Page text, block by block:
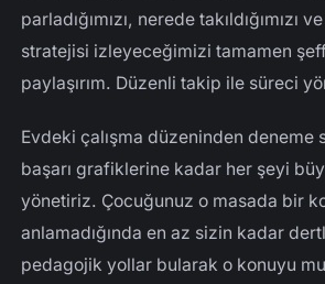
parladığımızı, nerede takıldığımızı
stratejisi izleyeceğimizi tamamen
paylaşırım. Düzenli takip ile süreci
Evdeki çalışma düzeninden deneme
başarı grafiklerine kadar her şeyi
yönetiriz. Çocuğunuz o masada bir
anlamadığında en az sizin kadar
pedagojik yollar bularak o konuyu